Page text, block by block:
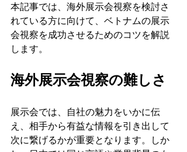
本記事では、海外展示会視察を検討さ
れている方に向けて、ベトナムの展示
会視察を成功させるためのコツを解説
します。
海外展示会視察の難しさ
展示会では、自社の魅力をいかに伝
え、相手から有益な情報を引き出して
次に繋げるかが重要となります。しか